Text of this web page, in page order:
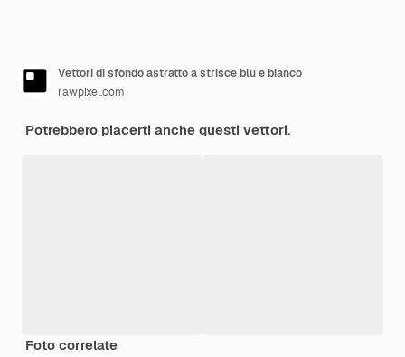
Vettori di sfondo astratto a strisce blu e bianco
rawpixel.com
Potrebbero piacerti anche questi vettori.
Foto correlate